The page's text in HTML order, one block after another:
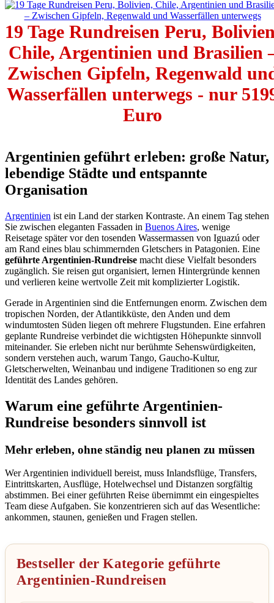
19 Tage Rundreisen Peru,
Chile, Argentinien und Brasilien
Zwischen Gipfeln, Regenwald
Wasserfällen unterwegs - nur
Euro
Argentinien geführt erleben: große Natur,
lebendige Städte und entspannte
Organisation
Argentinien ist ein Land der starken Kontraste. An einem Tag stehen
Sie zwischen eleganten Fassaden in Buenos Aires, wenige
Reisetage später vor den tosenden Wassermassen von Iguazú oder
am Rand eines blau schimmernden Gletschers in Patagonien. Eine
geführte Argentinien-Rundreise macht diese Vielfalt besonders
zugänglich. Sie reisen gut organisiert, lernen Hintergründe kennen
und verlieren keine wertvolle Zeit mit komplizierter Logistik.
Gerade in Argentinien sind die Entfernungen enorm. Zwischen dem
tropischen Norden, der Atlantikküste, den Anden und dem
windumtosten Süden liegen oft mehrere Flugstunden. Eine erfahren
geplante Rundreise verbindet die wichtigsten Höhepunkte sinnvoll
miteinander. Sie erleben nicht nur berühmte Sehenswürdigkeiten,
sondern verstehen auch, warum Tango, Gaucho-Kultur,
Gletscherwelten, Weinanbau und indigene Traditionen so eng zur
Identität des Landes gehören.
Warum eine geführte Argentinien-
Rundreise besonders sinnvoll ist
Mehr erleben, ohne ständig neu planen zu müssen
Wer Argentinien individuell bereist, muss Inlandsflüge, Transfers,
Eintrittskarten, Ausflüge, Hotelwechsel und Distanzen sorgfältig
abstimmen. Bei einer geführten Reise übernimmt ein eingespieltes
Team diese Aufgaben. Sie konzentrieren sich auf das Wesentliche:
ankommen, staunen, genießen und Fragen stellen.
Bestseller der Kategorie geführte
Argentinien-Rundreisen